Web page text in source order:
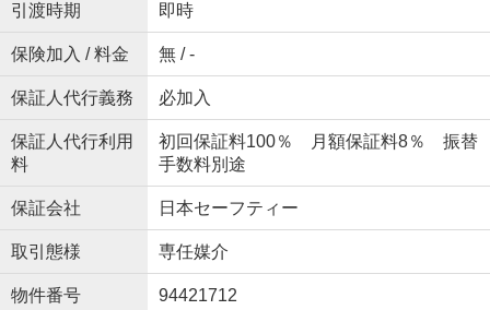
引渡時期 即時
保険加入 / 料金 無 / -
保証人代行義務 必加入
保証人代行利用
料
初回保証料100％ 月額保証料8％ 振替
手数料別途
保証会社 日本セーフティー
取引態様 専任媒介
物件番号 94421712